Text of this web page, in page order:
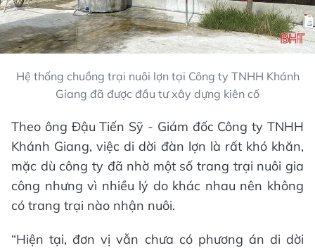
Hệ thống chuồng trại nuôi lợn tại Công ty TNHH Khánh
Giang đã được đầu tư xây dựng kiên cố
Theo ông Đậu Tiến Sỹ - Giám đốc Công ty TNHH
Khánh Giang, việc di dời đàn lợn là rất khó khăn,
mặc dù công ty đã nhờ một số trang trại nuôi gia
công nhưng vì nhiều lý do khác nhau nên không
có trang trại nào nhận nuôi.
“Hiện tại, đơn vị vẫn chưa có phương án di dời